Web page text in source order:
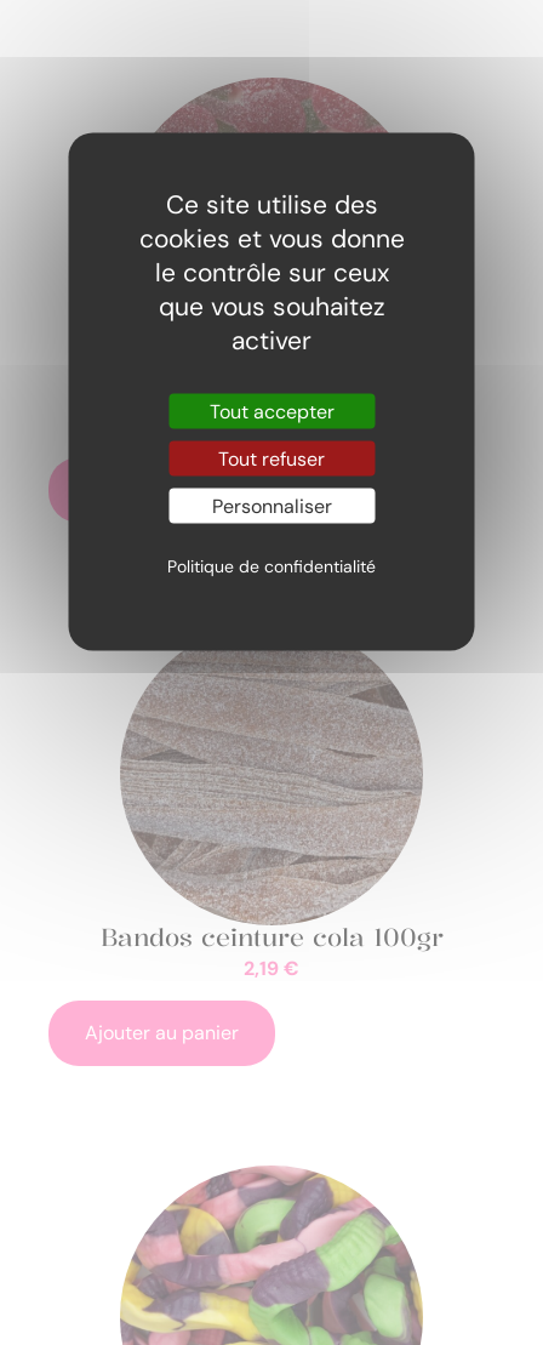
Cherry pik Haribo 100gr
2,29€
Ajouter au panier
Bandos ceinture cola 100gr
2,19 €
Ajouter au panier
Ce site utilise des
cookies et vous donne
le contrôle sur ceux
que vous souhaitez
activer
Tout accepter
Tout refuser
Personnaliser
Politique de confidentialité